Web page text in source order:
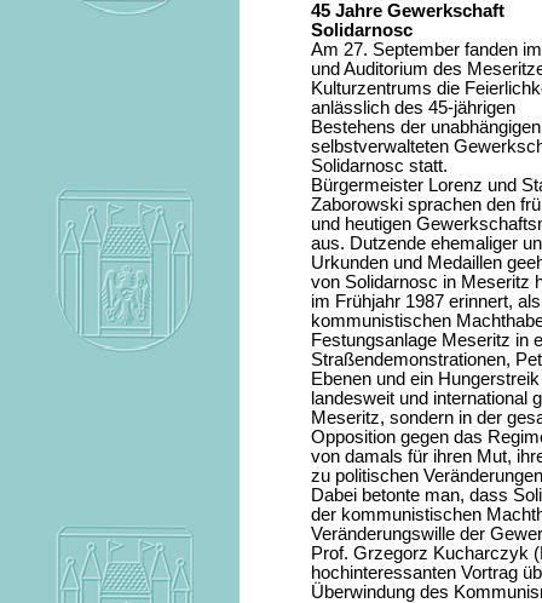
45 Jahre Gewerkschaft
Solidarnosc
Am 27. September fanden
und Auditorium des
Kulturzentrums die
anlässlich des 45-jährigen
Bestehens der unabhängigen
selbstverwalteten
Solidarnosc statt.
Bürgermeister Lorenz und
Zaborowski sprachen den
und heutigen
aus. Dutzende ehemaliger
Urkunden und Medaillen
von Solidarnosc in Meseritz
im Frühjahr 1987 erinnert,
kommunistischen
Festungsanlage Meseritz in
Straßendemonstrationen,
Ebenen und ein
landesweit und international
Meseritz, sondern in der
Opposition gegen das
von damals für ihren Mut,
zu politischen
Dabei betonte man, dass
der kommunistischen
Veränderungswille der
Prof. Grzegorz Kucharczyk
hochinteressanten Vortrag
Überwindung des